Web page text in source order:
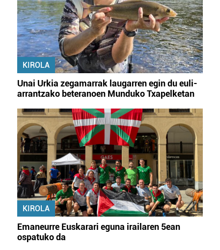
KIROLA
Unai Urkia zegamarrak laugarren egin du euli-
arrantzako beteranoen Munduko Txapelketan
KIROLA
Emaneurre Euskarari eguna irailaren 5ean
ospatuko da